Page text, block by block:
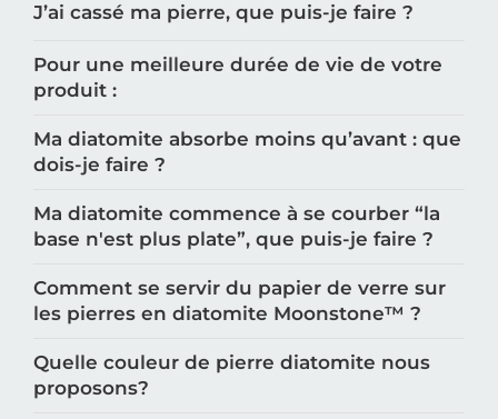
J’ai cassé ma pierre, que puis-je faire ?
Pour une meilleure durée de vie de votre
produit :
Ma diatomite absorbe moins qu’avant : que
dois-je faire ?
Ma diatomite commence à se courber “la
base n'est plus plate”, que puis-je faire ?
Comment se servir du papier de verre sur
les pierres en diatomite Moonstone™️ ?
Quelle couleur de pierre diatomite nous
proposons?